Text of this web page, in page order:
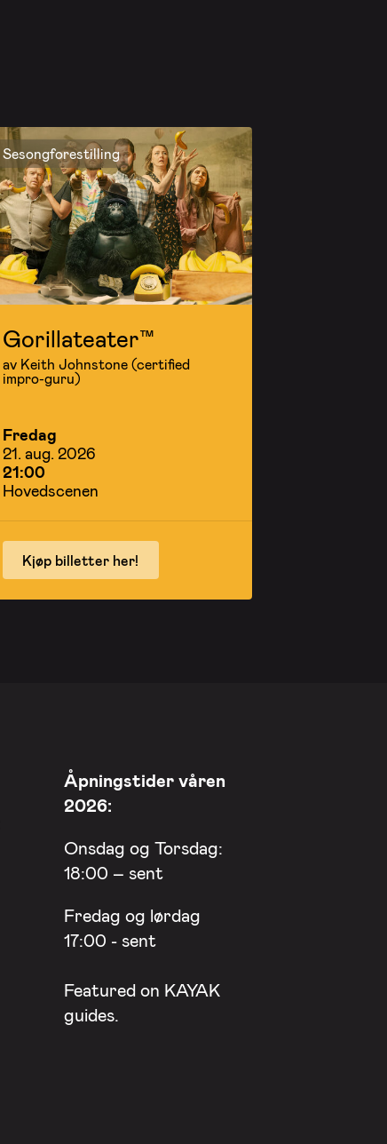
Sesongforestilling
Gorillateater™
av Keith Johnstone (certified
impro-guru)
Fredag
21. aug. 2026
21:00
Hovedscenen
Kjøp billetter her!
Åpningstider våren
2026:
Onsdag og Torsdag:
18:00 – sent
Fredag og lørdag
17:00 - sent
Featured on KAYAK
guides.